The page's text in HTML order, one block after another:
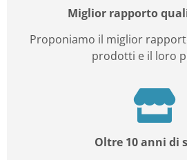
Miglior rapporto
Proponiamo il miglior
prodotti e il loro
Oltre 10 anni di